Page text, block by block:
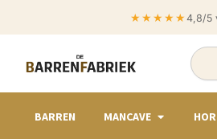
★★★★★ 4,8/5
BARREN MANCAVE